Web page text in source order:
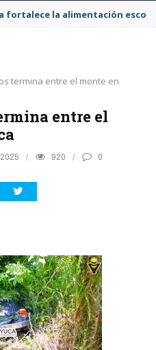
resulta lesionado tras chocar
termina entre el monte en
entre el
920 0